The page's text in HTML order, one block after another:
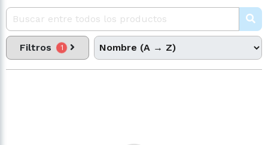
Filtros 1